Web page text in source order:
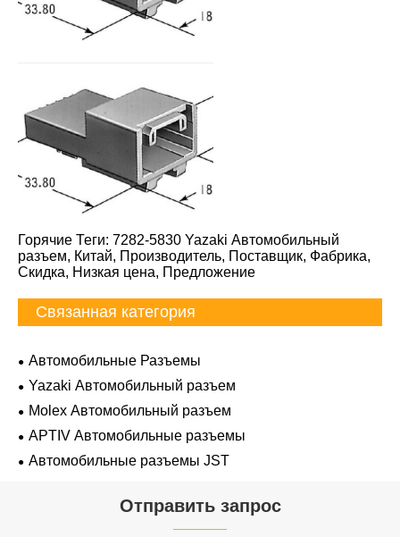
Горячие Теги: 7282-5830 Yazaki Автомобильный
разъем, Китай, Производитель, Поставщик, Фабрика,
Скидка, Низкая цена, Предложение
Связанная категория
Автомобильные Разъемы
Yazaki Автомобильный разъем
Molex Автомобильный разъем
APTIV Автомобильные разъемы
Автомобильные разъемы JST
Отправить запрос